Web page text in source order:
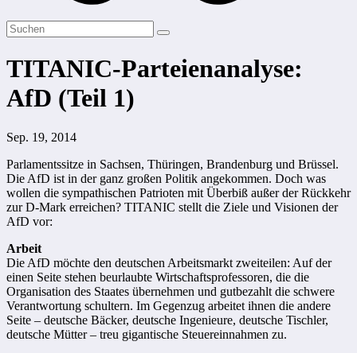
TITANIC-Parteienanalyse:
AfD (Teil 1)
Sep. 19, 2014
Parlamentssitze in Sachsen, Thüringen, Brandenburg und Brüssel.
Die AfD ist in der ganz großen Politik angekommen. Doch was
wollen die sympathischen Patrioten mit Überbiß außer der Rückkehr
zur D-Mark erreichen? TITANIC stellt die Ziele und Visionen der
AfD vor:
Arbeit
Die AfD möchte den deutschen Arbeitsmarkt zweiteilen: Auf der
einen Seite stehen beurlaubte Wirtschaftsprofessoren, die die
Organisation des Staates übernehmen und gutbezahlt die schwere
Verantwortung schultern. Im Gegenzug arbeitet ihnen die andere
Seite – deutsche Bäcker, deutsche Ingenieure, deutsche Tischler,
deutsche Mütter – treu gigantische Steuereinnahmen zu.